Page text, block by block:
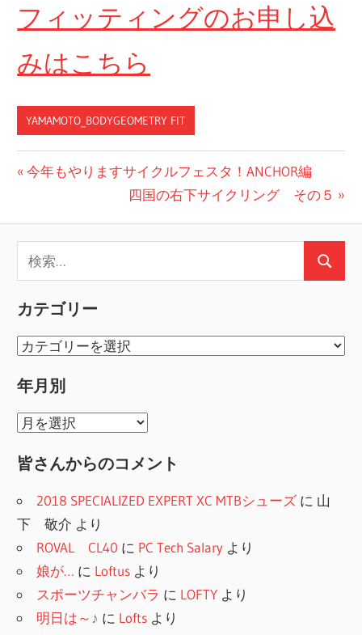
フィッティングのお申し込
みはこちら
YAMAMOTO_BODYGEOMETRY FIT
投
ナ
ビ
ゲ
ー
シ
ョ
ン
前
稿:
今年もやりますサイクルフェスタ！ANCHOR編
次
投
四国の右下サイクリング その５
索:
検
カテゴリー
カ
ゴ
リ
年月別
年
別
皆さんからのコメント
2018 SPECIALIZED EXPERT XC MTBシューズ に 山
下 敬介 より
ROVAL CL40 に PC Tech Salary より
娘が… に Loftus より
スポーツチャンバラ に LOFTY より
明日は～♪ に Lofts より